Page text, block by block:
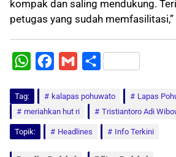
kompak dan saling mendukung.
petugas yang sudah
W
t
s
c
e
b
a
i
l
S
a
Tag: kalapas pohuwato
Lapas
meriahkan hut ri
Tristiantoro Adi
Topik: Headlines Info Terkini